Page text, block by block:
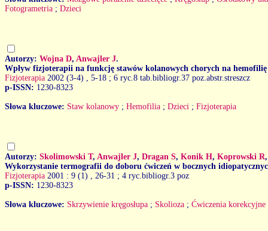
Fotogrametria ; Dzieci
Autorzy: Wojna D, Anwajler J.
Wpływ fizjoterapii na funkcję stawów kolanowych chorych na
Fizjoterapia 2002 (3-4)
, 5-18 ; 6 ryc.8 tab.bibliogr.37 poz.abstr.streszcz
p-ISSN: 1230-8323
Słowa kluczowe: Staw kolanowy ; Hemofilia ; Dzieci ; Fizjoterapia
Autorzy: Skolimowski T, Anwajler J, Dragan S, Konik H, Koprowski R
Wykorzystanie termografii do doboru ćwiczeń w bocznych
Fizjoterapia 2001 : 9 (1)
, 26-31 ; 4 ryc.bibliogr.3 poz
p-ISSN: 1230-8323
Słowa kluczowe: Skrzywienie kręgosłupa ; Skolioza ; Ćwiczenia korekcyjne